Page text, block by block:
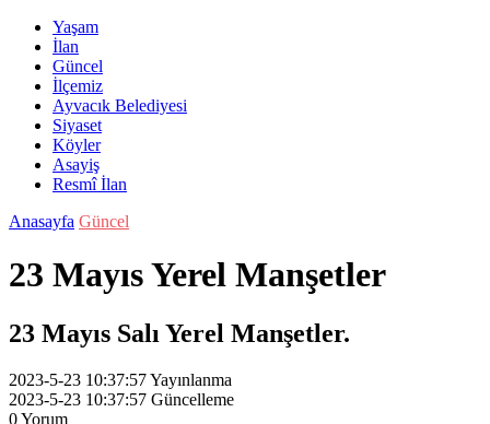
Yaşam
İlan
Güncel
İlçemiz
Ayvacık Belediyesi
Siyaset
Köyler
Asayiş
Resmî İlan
Anasayfa Güncel
23 Mayıs Yerel Manşetler
23 Mayıs Salı Yerel Manşetler.
2023-5-23 10:37:57Yayınlanma
2023-5-23 10:37:57 Güncelleme
0Yorum